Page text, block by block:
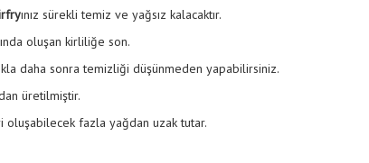
ınız sürekli temiz ve yağsız kalacaktır.
oluşan kirliliğe son.
daha sonra temizliği düşünmeden yapabilirsiniz.
üretilmiştir.
oluşabilecek fazla yağdan uzak tutar.